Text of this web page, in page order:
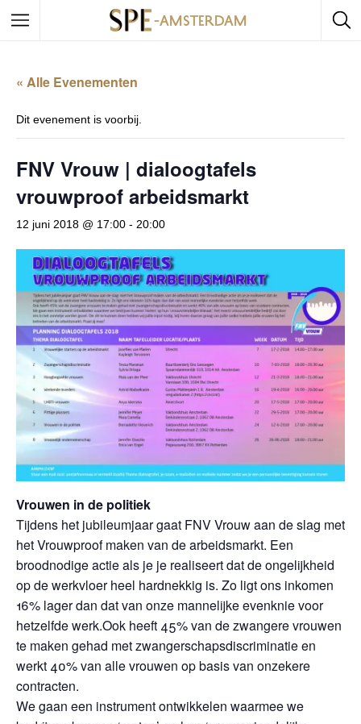
« Alle Evenementen
Dit evenement is voorbij.
FNV Vrouw | dialoogtafels
vrouwproof arbeidsmarkt
12 juni 2018 @ 17:00 - 20:00
Vrouwen in de politiek
Tijdens het jubileumjaar gaat FNV Vrouw aan de slag met
het Vrouwproof maken van de arbeidsmarkt. Een
broodnodige actie als je je realiseert dat de ongelijkheid
op de werkvloer heel hardnekkig is. Zo ligt ons inkomen
16% lager dan dat van onze mannelijke evenknie voor
hetzelfde werk.Ook heeft 45% van de zwangere vrouwen
te maken gehad met zwangerschapsdiscriminatie en
werkt 40% van alle vrouwen op basis van onzekere
contracten.
We gaan een instrument ontwikkelen waarmee we